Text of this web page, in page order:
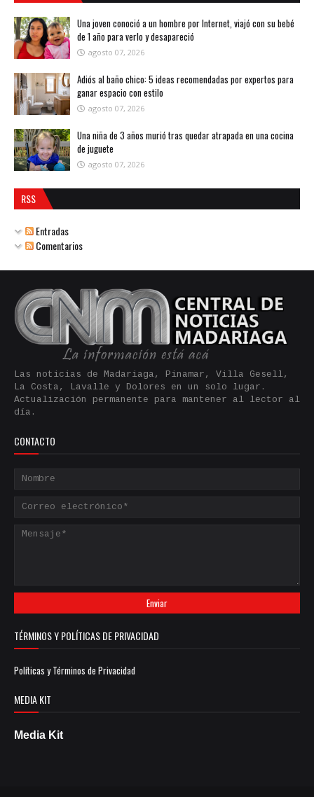
Una joven conoció a un hombre por Internet, viajó con su bebé
de 1 año para verlo y desapareció
agosto 07, 2026
Adiós al baño chico: 5 ideas recomendadas por expertos para
ganar espacio con estilo
agosto 07, 2026
Una niña de 3 años murió tras quedar atrapada en una cocina
de juguete
agosto 07, 2026
RSS
Entradas
Comentarios
Las noticias de Madariaga, Pinamar, Villa Gesell,
La Costa, Lavalle y Dolores en un solo lugar.
Actualización permanente para mantener al lector al
día.
CONTACTO
TÉRMINOS Y POLÍTICAS DE PRIVACIDAD
Políticas y Términos de Privacidad
MEDIA KIT
Media Kit